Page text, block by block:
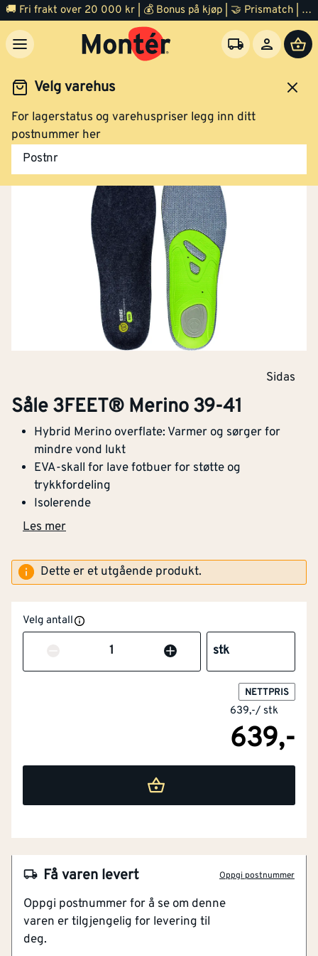
🚚 Fri frakt over 20 000 kr | 💰 Bonus på kjøp | 🤝 Prismatch | ⭐ 100% fornøyd garanti | 🏪 140 byggevarehus
Velg varehus
For lagerstatus og varehuspriser legg inn ditt
postnummer her
Postnr
Arbeidsklær og verneutstyr
Sidas
Såle 3FEET® Merino 39-41
Hybrid Merino overflate: Varmer og sørger for
mindre vond lukt
EVA-skall for lave fotbuer for støtte og
trykkfordeling
Isolerende
Les mer
Dette er et utgående produkt.
Velg antall
Antall stk
NETTPRIS
639,-/ stk
639,-
Få varen levert Oppgi postnummer
Oppgi postnummer for å se om denne
varen er tilgjengelig for levering til
deg.
Hybrid Merino overflate: Varmer og sørger for
EVA-skall for lave fotbuer for støtte og
trykkfordeling
Isolerende